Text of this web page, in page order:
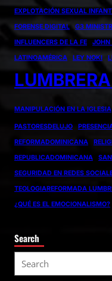
EXPLOTACIÓN SEXUAL
FORENSE DIGITAL
G3
INFLUENCERS DE LA FE
JOHN
LATINOAMÉRICA
LEY NOKI
MANIPULACIÓN EN LA IGLESIA
PASTORESDELUJO
REFORMADOMINICANA
REPUBLICADOMINICANA
SEGURIDAD EN REDES
TEOLOGIAREFORMADA
¿QUÉ ES EL EMOCIONALISMO?
Search
e